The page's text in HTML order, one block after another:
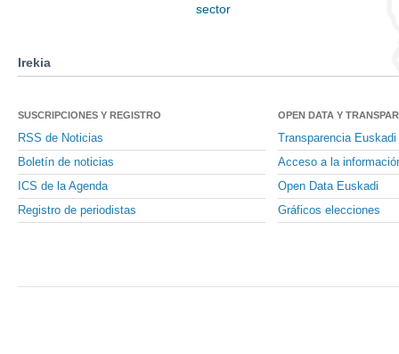
sector
Irekia
SUSCRIPCIONES Y REGISTRO
RSS de Noticias
Boletín de noticias
ICS de la Agenda
Registro de periodistas
OPEN DATA Y
Transparencia Euskadi
Acceso a la
Open Data Euskadi
Gráficos elecciones